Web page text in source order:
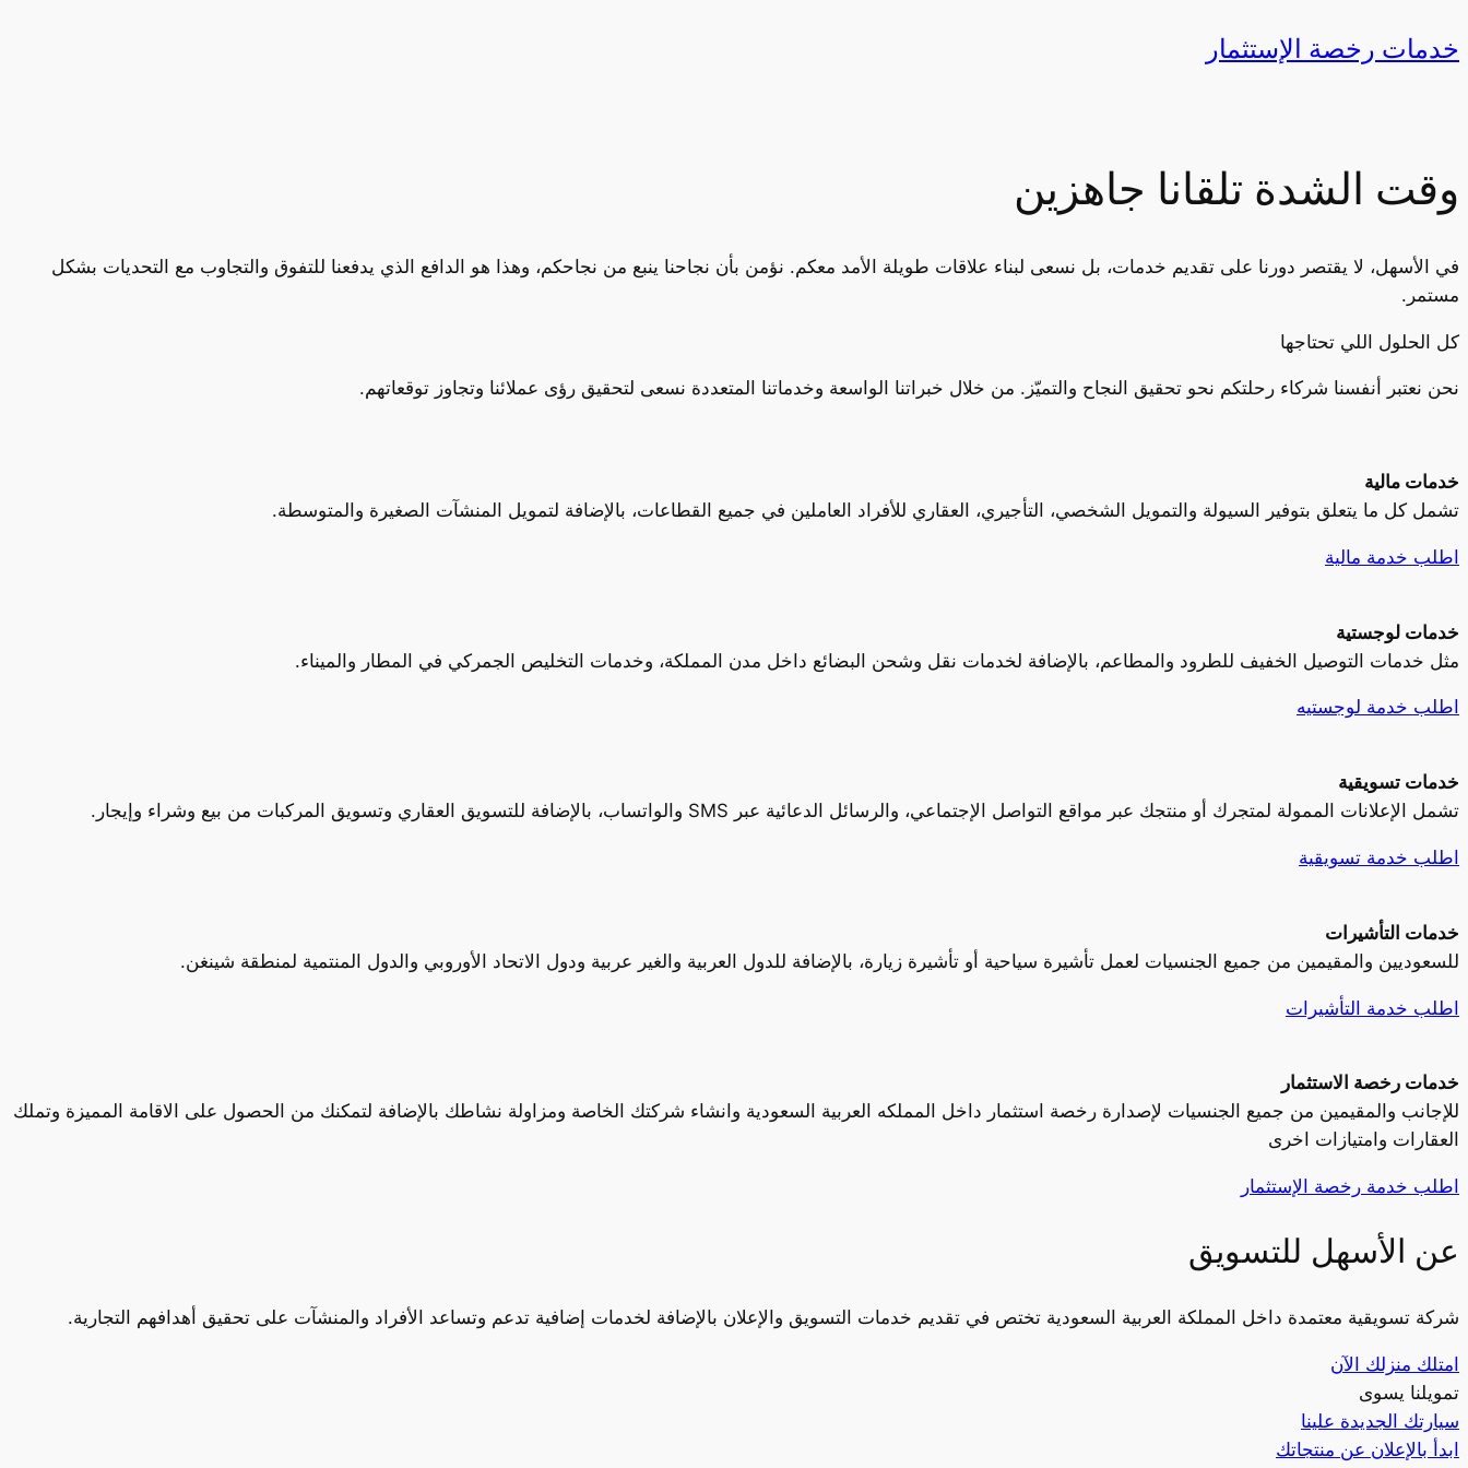
خدمات رخصة الإستثمار
وقت الشدة تلقانا جاهزين
في الأسهل، لا يقتصر دورنا على تقديم خدمات، بل نسعى لبناء علاقات طويلة الأمد معكم. نؤمن بأن نجاحنا ينبع من نجاحكم، وهذا هو الدافع الذي يدفعنا للتفوق والتجاوب مع التحديات بشكل
مستمر.
كل الحلول اللي تحتاجها
نحن نعتبر أنفسنا شركاء رحلتكم نحو تحقيق النجاح والتميّز. من خلال خبراتنا الواسعة وخدماتنا المتعددة نسعى لتحقيق رؤى عملائنا وتجاوز توقعاتهم.
خدمات مالية
تشمل كل ما يتعلق بتوفير السيولة والتمويل الشخصي، التأجيري، العقاري للأفراد العاملين في جميع القطاعات، بالإضافة لتمويل المنشآت الصغيرة والمتوسطة.
اطلب خدمة مالية
خدمات لوجستية
مثل خدمات التوصيل الخفيف للطرود والمطاعم، بالإضافة لخدمات نقل وشحن البضائع داخل مدن المملكة، وخدمات التخليص الجمركي في المطار والميناء.
اطلب خدمة لوجستيه
خدمات تسويقية
تشمل الإعلانات الممولة لمتجرك أو منتجك عبر مواقع التواصل الإجتماعي، والرسائل الدعائية عبر SMS والواتساب، بالإضافة للتسويق العقاري وتسويق المركبات من بيع وشراء وإيجار.
اطلب خدمة تسويقية
خدمات التأشيرات
للسعوديين والمقيمين من جميع الجنسيات لعمل تأشيرة سياحية أو تأشيرة زيارة، بالإضافة للدول العربية والغير عربية ودول الاتحاد الأوروبي والدول المنتمية لمنطقة شينغن.
اطلب خدمة التأشيرات
خدمات رخصة الاستثمار
للإجانب والمقيمين من جميع الجنسيات لإصدارة رخصة استثمار داخل المملكه العربية السعودية وانشاء شركتك الخاصة ومزاولة نشاطك بالإضافة لتمكنك من الحصول على الاقامة المميزة وتملك
العقارات وامتيازات اخرى
اطلب خدمة رخصة الإستثمار
عن الأسهل للتسويق
شركة تسويقية معتمدة داخل المملكة العربية السعودية تختص في تقديم خدمات التسويق والإعلان بالإضافة لخدمات إضافية تدعم وتساعد الأفراد والمنشآت على تحقيق أهدافهم التجارية.
امتلك منزلك الآن
تمويلنا يسوى
سيارتك الجديدة علينا
ابدأ بالإعلان عن منتجاتك